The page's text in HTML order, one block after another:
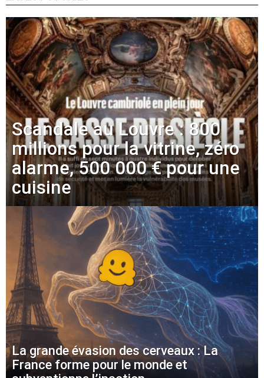
Scandale au Louvre : 800
millions pour la vitrine, zéro
alarme, 500 000 € pour une
cuisine
La grande évasion des cerveaux : La
France forme pour le monde et